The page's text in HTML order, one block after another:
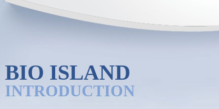
BIO ISLAND
INTRODUCTION